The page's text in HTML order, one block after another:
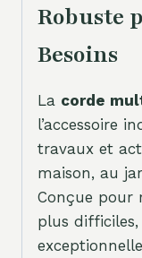
Robuste
Besoins
La corde
l’accessoire
travaux et
maison, au
Conçue pour
plus